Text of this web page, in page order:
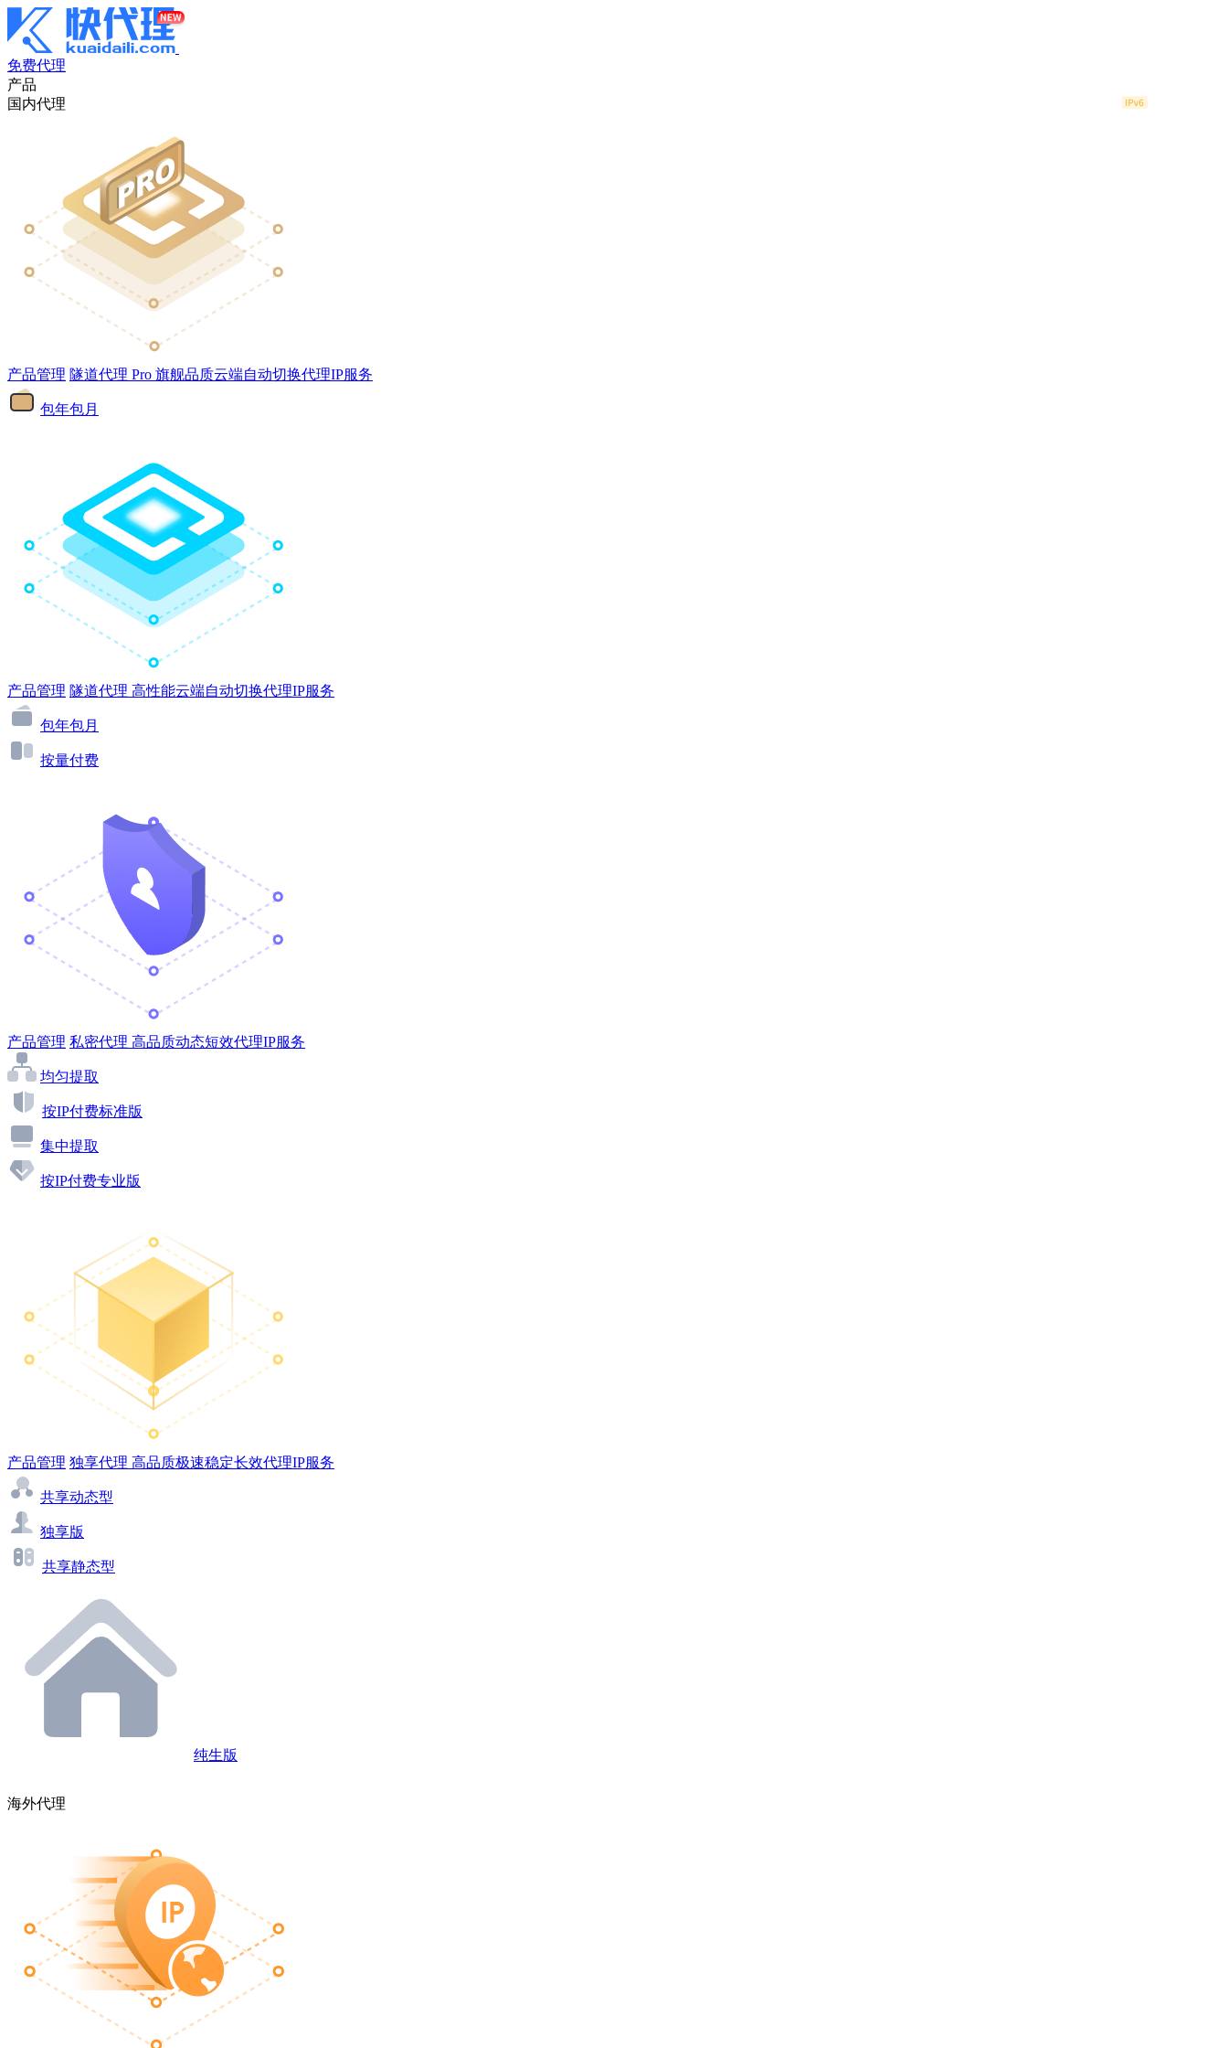
免费代理
产品
国内代理
产品管理 隧道代理 Pro 旗舰品质云端自动切换代理IP服务
包年包月
产品管理 隧道代理 高性能云端自动切换代理IP服务
包年包月
按量付费
产品管理 私密代理 高品质动态短效代理IP服务
均匀提取
按IP付费标准版
集中提取
按IP付费专业版
产品管理 独享代理 高品质极速稳定长效代理IP服务
共享动态型
独享版
共享静态型
纯生版
海外代理